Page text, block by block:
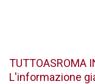
TUTTOASROMA
L'informazione